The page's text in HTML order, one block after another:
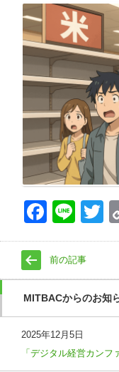
Face Line
前の記事
MITBACからのお知
2025年12月5日
「デジタル経営カンフ